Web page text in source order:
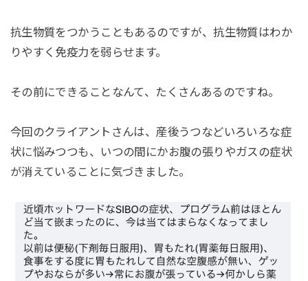
抗生物質をつかうこともあるのですが、抗生物質はわか
りやすく免疫力を弱らせます。
その前にできることなんて、たくさんあるのですね。
今回のクライアントさんは、産後うつなどいろいろな症
状に悩みつつも、いつの間にかお腹の張りやガスの症状
が消えていることに気づきました。